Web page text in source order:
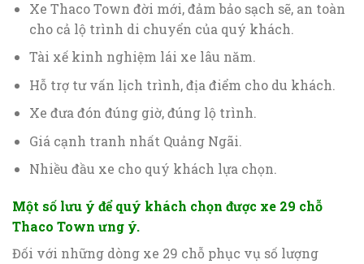
Xe Thaco Town đời mới, đảm bảo sạch sẽ, an toàn
cho cả lộ trình di chuyển của quý khách.
Tài xế kinh nghiệm lái xe lâu năm.
Hỗ trợ tư vấn lịch trình, địa điểm cho du khách.
Xe đưa đón đúng giờ, đúng lộ trình.
Giá cạnh tranh nhất Quảng Ngãi.
Nhiều đầu xe cho quý khách lựa chọn.
Một số lưu ý để quý khách chọn được xe 29 chỗ
Thaco Town ưng ý.
Đối với những dòng xe 29 chỗ phục vụ số lượng